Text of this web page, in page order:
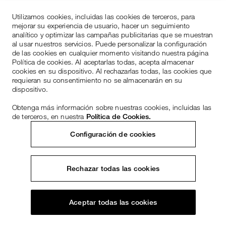
Utilizamos cookies, incluidas las cookies de terceros, para
mejorar su experiencia de usuario, hacer un seguimiento
analítico y optimizar las campañas publicitarias que se muestran
al usar nuestros servicios. Puede personalizar la configuración
de las cookies en cualquier momento visitando nuestra página
Política de cookies. Al aceptarlas todas, acepta almacenar
cookies en su dispositivo. Al rechazarlas todas, las cookies que
requieran su consentimiento no se almacenarán en su
dispositivo.
Obtenga más información sobre nuestras cookies, incluidas las
de terceros, en nuestra Política de Cookies.
Configuración de cookies
Rechazar todas las cookies
Aceptar todas las cookies